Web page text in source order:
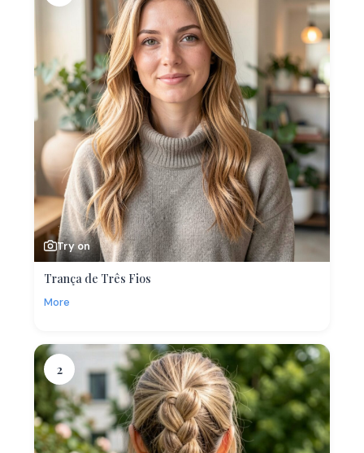
Try on
Trança de Três Fios
More
2